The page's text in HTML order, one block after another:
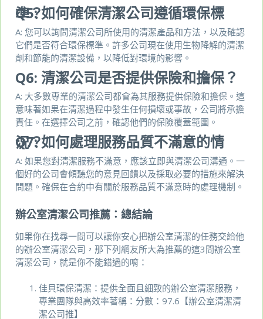
Q5:
如何確保清潔公司遵循環保標準？
A: 您可以詢問清潔公司所使用的清潔產品和方法，以及確認
它們是否符合環保標準。許多公司現在使用生物降解的清潔
劑和節能的清潔設備，以降低對環境的影響。
Q6: 清潔公司是否提供保險和擔保？
A: 大多數專業的清潔公司都會為其服務提供保險和擔保。這
意味著如果在清潔過程中發生任何損壞或事故，公司將承擔
責任。在選擇公司之前，確認他們的保險覆蓋範圍。
Q7:
如何處理服務品質不滿意的情況？
A: 如果您對清潔服務不滿意，應該立即與清潔公司溝通。一
個好的公司會傾聽您的意見回饋以及採取必要的措施來解決
問題。確保在合約中有關於服務品質不滿意時的處理機制。
辦公室清潔公司推薦：總結論
如果你在找尋一間可以讓你安心把辦公室清潔的任務交給他
的辦公室清潔公司，那下列網友所大為推薦的這3間辦公室
清潔公司，就是你不能錯過的唷：
佳貝環保清潔：提供全面且細致的辦公室清潔服務，
專業團隊與高效率著稱：分數：97.6【辦公室清潔清
潔公司推】